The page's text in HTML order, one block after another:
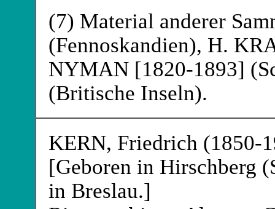
(7) Material anderer
(Fennoskandien), H.
NYMAN[1820-1893]
(Britische Inseln).
KERN, Friedrich (1850-
[Geboren in Hirschberg
in Breslau.]